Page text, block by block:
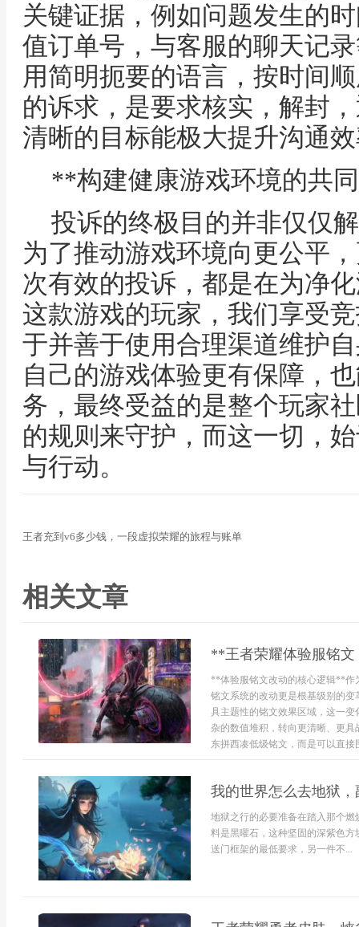
关键证据，例如问题发生的
值订单号，与客服的聊天记
用简明扼要的语言，按时间
的诉求，是要求核实，解封
清晰的目标能极大提升沟通
**构建健康游戏环境的共
投诉的终极目的并非仅仅
为了推动游戏环境向更公平
次有效的投诉，都是在为净
这款游戏的玩家，我们享受
于并善于使用合理渠道维护
自己的游戏体验更有保障，
务，最终受益的是整个玩家
的规则来守护，而这一切，
与行动。
王者充到v6多少钱，一段虚拟荣耀的旅程与账单
相关文章
**王者荣耀体验服铭
**体验服铭文改动的核心逻辑**作
铭文系统的改动更是根基级别的
具主题性的铭文效果区域，这一
杂的数值堆积，转向更清晰、更
东拼西凑低级铭文，而是可以直接
我的世界怎么去地狱
地狱之行的必要准备在踏入那个
料是黑曜石，这种坚固的深紫色
送门框架的最低要求，另一件不...